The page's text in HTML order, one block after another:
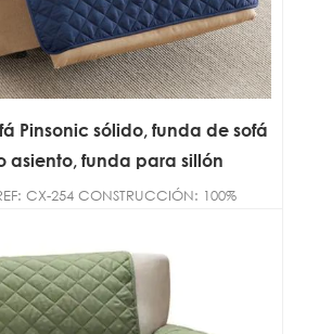
Pinsonic sólido, funda de sofá
asiento, funda para sillón
CX-254 CONSTRUCCIÓN: 100%